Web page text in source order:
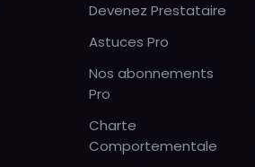
Devenez Prestataire
Astuces Pro
Nos abonnements
Pro
Charte
Comportementale